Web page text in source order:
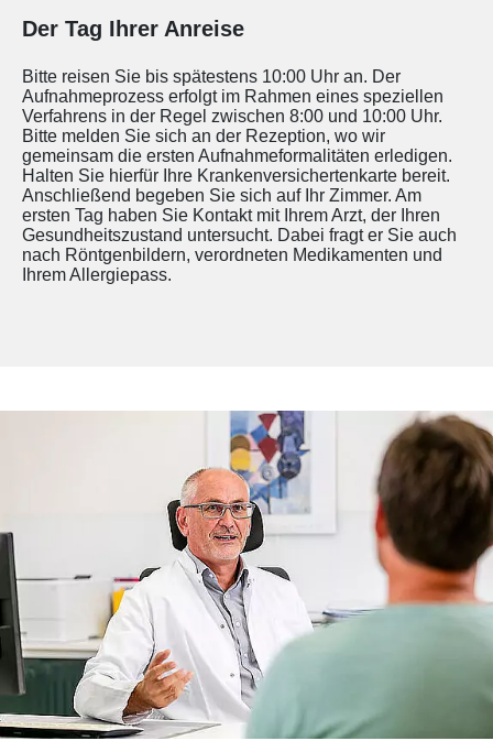
Der Tag Ihrer Anreise
Bitte reisen Sie bis spätestens 10:00 Uhr an. Der
Aufnahmeprozess erfolgt im Rahmen eines speziellen
Verfahrens in der Regel zwischen 8:00 und 10:00 Uhr.
Bitte melden Sie sich an der Rezeption, wo wir
gemeinsam die ersten Aufnahmeformalitäten erledigen.
Halten Sie hierfür Ihre Krankenversichertenkarte bereit.
Anschließend begeben Sie sich auf Ihr Zimmer. Am
ersten Tag haben Sie Kontakt mit Ihrem Arzt, der Ihren
Gesundheitszustand untersucht. Dabei fragt er Sie auch
nach Röntgenbildern, verordneten Medikamenten und
Ihrem Allergiepass.